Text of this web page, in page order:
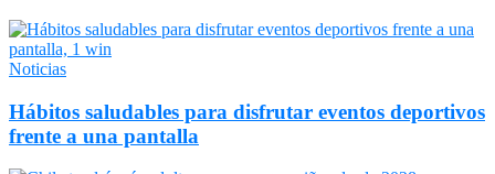
Noticias
Hábitos saludables para disfrutar eventos deportivos
frente a una pantalla